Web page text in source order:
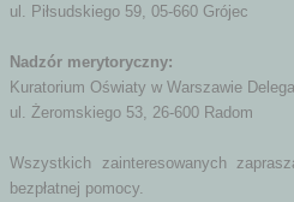
ul. Piłsudskiego 59, 05-660 Grójec
Nadzór merytoryczny:
Kuratorium Oświaty w Warszawie
ul. Żeromskiego 53, 26-600 Radom
Wszystkich zainteresowanych
bezpłatnej pomocy.